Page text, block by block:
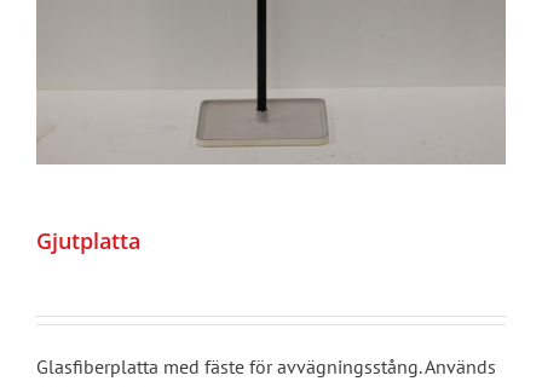
Gjutplatta
Glasfiberplatta med fäste för avvägningsstång. Används